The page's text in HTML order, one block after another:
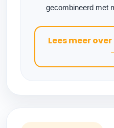
gecombineerd met
Lees meer